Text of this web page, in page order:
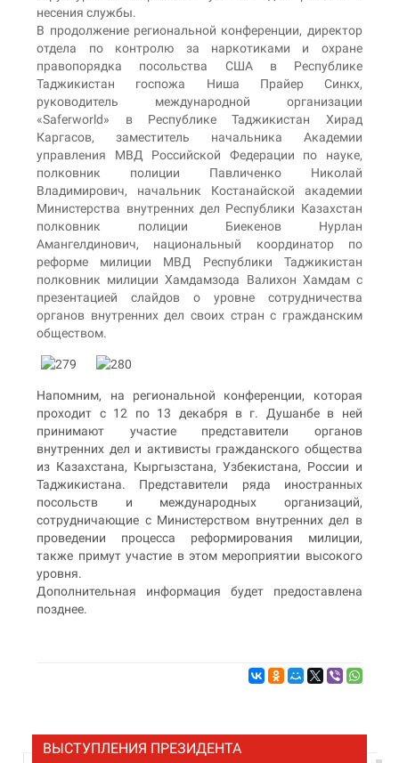
несения службы.
В продолжение региональной конференции, директор
отдела по контролю за наркотиками и охране
правопорядка посольства США в Республике
Таджикистан госпожа Ниша Прайер Синкх,
руководитель международной организации
«Saferworld» в Республике Таджикистан Хирад
Каргасов, заместитель начальника Академии
управления МВД Российской Федерации по науке,
полковник полиции Павличенко Николай
Владимирович, начальник Костанайской академии
Министерства внутренних дел Республики Казахстан
полковник полиции Биекенов Нурлан
Амангелдинович, национальный координатор по
реформе милиции МВД Республики Таджикистан
полковник милиции Хамдамзода Валихон Хамдам с
презентацией слайдов о уровне сотрудничества
органов внутренних дел своих стран с гражданским
обществом.
Напомним, на региональной конференции, которая
проходит с 12 по 13 декабря в г. Душанбе в ней
принимают участие представители органов
внутренних дел и активисты гражданского общества
из Казахстана, Кыргызстана, Узбекистана, России и
Таджикистана. Представители ряда иностранных
посольств и международных организаций,
сотрудничающие с Министерством внутренних дел в
проведении процесса реформирования милиции,
также примут участие в этом мероприятии высокого
уровня.
Дополнительная информация будет предоставлена
позднее.
ВЫСТУПЛЕНИЯ ПРЕЗИДЕНТА